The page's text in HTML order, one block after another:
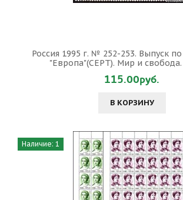
Россия 1995 г. № 252-253. Выпуск
"Европа"(CEPT). Мир и
115.00руб.
В КОРЗИНУ
Наличие: 1